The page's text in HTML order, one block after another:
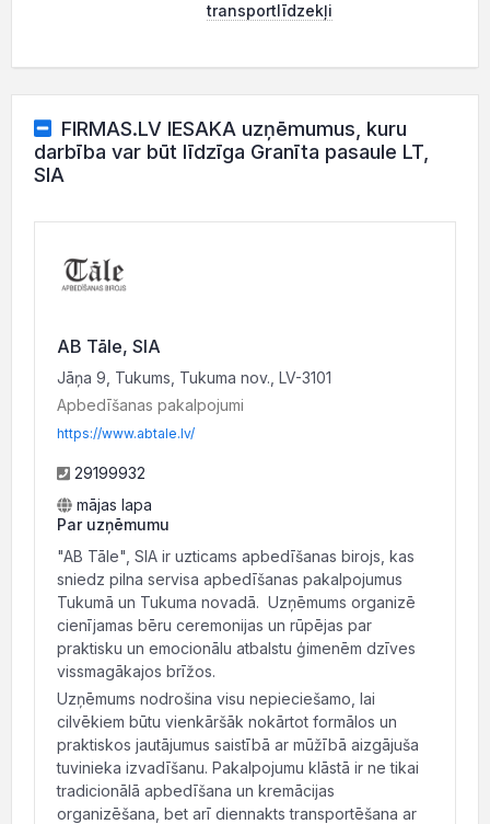
transportlīdzekļi
FIRMAS.LV IESAKA uzņēmumus, kuru
darbība var būt līdzīga Granīta pasaule LT,
SIA
AB Tāle, SIA
Jāņa 9, Tukums, Tukuma nov., LV-3101
Apbedīšanas pakalpojumi
https://www.abtale.lv/
29199932
mājas lapa
Par uzņēmumu
"AB Tāle", SIA ir uzticams apbedīšanas birojs, kas
sniedz pilna servisa apbedīšanas pakalpojumus
Tukumā un Tukuma novadā. Uzņēmums organizē
cienījamas bēru ceremonijas un rūpējas par
praktisku un emocionālu atbalstu ģimenēm dzīves
vissmagākajos brīžos.
Uzņēmums nodrošina visu nepieciešamo, lai
cilvēkiem būtu vienkāršāk nokārtot formālos un
praktiskos jautājumus saistībā ar mūžībā aizgājuša
tuvinieka izvadīšanu. Pakalpojumu klāstā ir ne tikai
tradicionālā apbedīšana un kremācijas
organizēšana, bet arī diennakts transportēšana ar